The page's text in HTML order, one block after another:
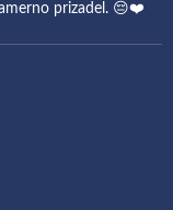
prizadel. 😔❤️